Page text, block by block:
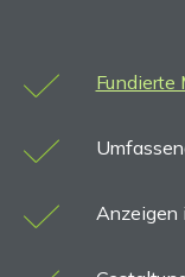
Fundierte
Anzeigen